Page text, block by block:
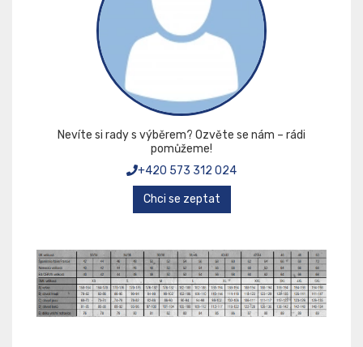
Nevíte si rady s výběrem? Ozvěte se nám – rádi
pomůžeme!
+420 573 312 024
Chci se zeptat